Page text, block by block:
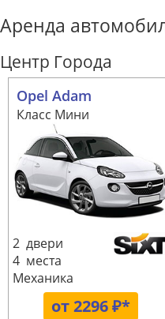
Аренда
Центр Города
Opel Adam
Класс Мини
от 2296 ₽*
2 двери
4 места
Механика